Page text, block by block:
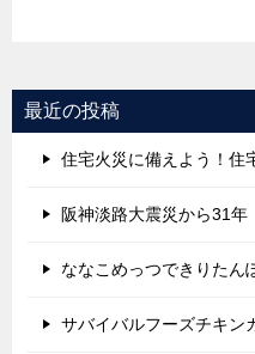
最近の投稿
住宅火災に備えよう！住
阪神淡路大震災から31
ななこめっつできりたん
サバイバルフーズチキン